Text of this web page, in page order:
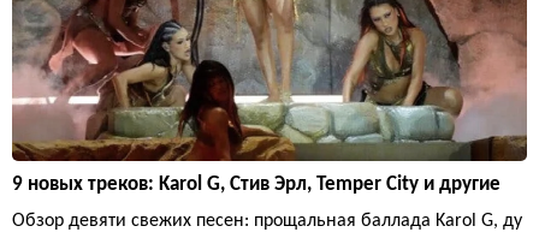
9 новых треков: Karol G, Стив Эрл, Temper City и другие
Обзор девяти свежих песен: прощальная баллада Karol G, ду